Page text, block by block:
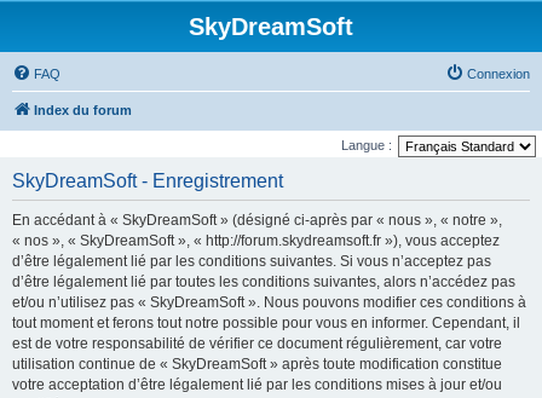
SkyDreamSoft
FAQ Connexion
Index du forum
Langue :
SkyDreamSoft - Enregistrement
En accédant à « SkyDreamSoft » (désigné ci-après par « nous », « notre »,
« nos », « SkyDreamSoft », « http://forum.skydreamsoft.fr »), vous acceptez
d’être légalement lié par les conditions suivantes. Si vous n’acceptez pas
d’être légalement lié par toutes les conditions suivantes, alors n’accédez pas
et/ou n’utilisez pas « SkyDreamSoft ». Nous pouvons modifier ces conditions à
tout moment et ferons tout notre possible pour vous en informer. Cependant, il
est de votre responsabilité de vérifier ce document régulièrement, car votre
utilisation continue de « SkyDreamSoft » après toute modification constitue
votre acceptation d’être légalement lié par les conditions mises à jour et/ou